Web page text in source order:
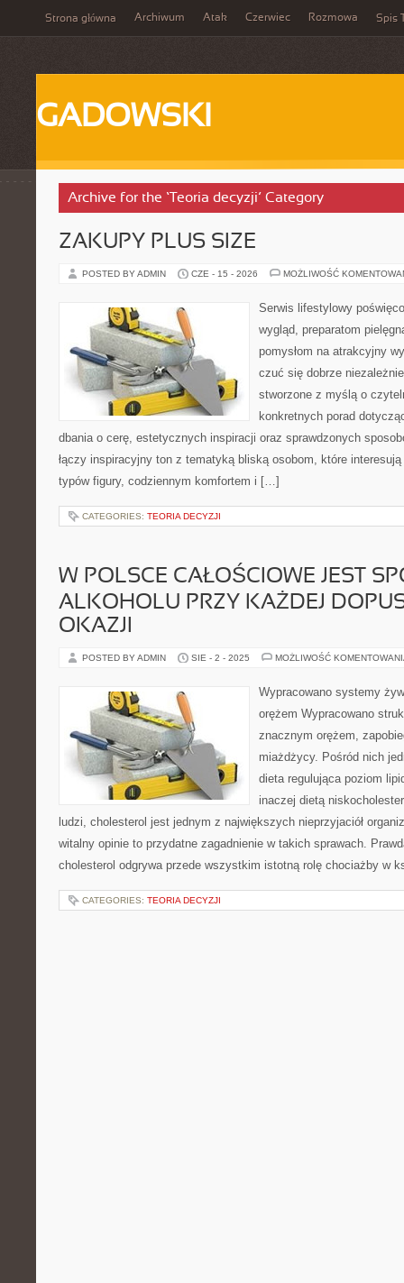
Strona główna Archiwum Atak Czerwiec Rozmowa Spis
GADOWSKI
Archive for the ‘Teoria decyzji’ Category
ZAKUPY PLUS SIZE
POSTED BY ADMIN CZE - 15 - 2026 MOŻLIWOŚĆ
Serwis lifestylowy
wygląd, preparatom
pomysłom na atrakcyjny
czuć się dobrze
stworzone z myślą o
konkretnych porad
dbania o cerę, estetycznych inspiracji oraz sprawdzonych
łączy inspiracyjny ton z tematyką bliską osobom, które
typów figury, codziennym komfortem i […]
CATEGORIES: TEORIA DECYZJI
W POLSCE CAŁOŚCIOWE JEST
ALKOHOLU PRZY KAŻDEJ
OKAZJI
POSTED BY ADMIN SIE - 2 - 2025 MOŻLIWOŚĆ
Wypracowano systemy
orężem Wypracowano
znacznym orężem,
miażdżycy. Pośród nich
dieta regulująca poziom
inaczej dietą
ludzi, cholesterol jest jednym z największych nieprzyjaciół
witalny opinie to przydatne zagadnienie w takich sprawach.
cholesterol odgrywa przede wszystkim istotną rolę chociażby w
CATEGORIES: TEORIA DECYZJI